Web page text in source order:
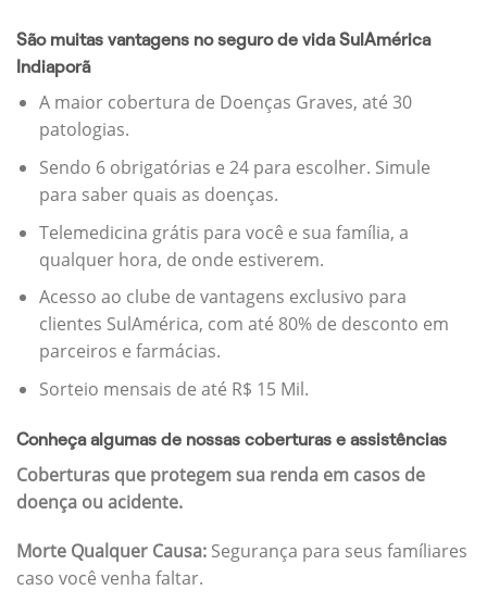
São muitas vantagens no seguro de vida SulAmérica
Indiaporã
A maior cobertura de Doenças Graves, até 30
patologias.
Sendo 6 obrigatórias e 24 para escolher. Simule
para saber quais as doenças.
Telemedicina grátis para você e sua família, a
qualquer hora, de onde estiverem.
Acesso ao clube de vantagens exclusivo para
clientes SulAmérica, com até 80% de desconto em
parceiros e farmácias.
Sorteio mensais de até R$ 15 Mil.
Conheça algumas de nossas coberturas e assistências
Coberturas que protegem sua renda em casos de
doença ou acidente.
Morte Qualquer Causa: Segurança para seus famíliares
caso você venha faltar.